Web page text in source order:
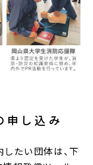
申し込み
たい団体は、下